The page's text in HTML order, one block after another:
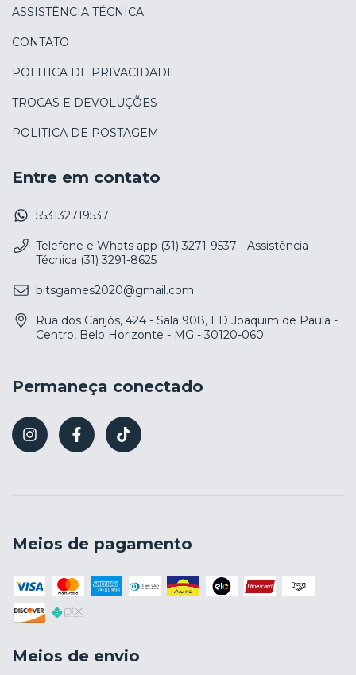
ASSISTÊNCIA TÉCNICA
CONTATO
POLITICA DE PRIVACIDADE
TROCAS E DEVOLUÇÕES
POLITICA DE POSTAGEM
Entre em contato
553132719537
Telefone e Whats app (31) 3271-9537 - Assistência
Técnica (31) 3291-8625
bitsgames2020@gmail.com
Rua dos Carijós, 424 - Sala 908, ED Joaquim de Paula -
Centro, Belo Horizonte - MG - 30120-060
Permaneça conectado
Meios de pagamento
Meios de envio